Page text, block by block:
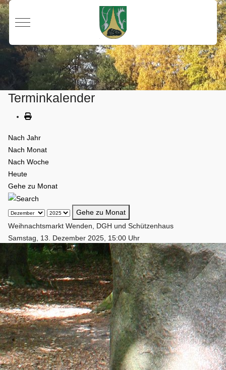
Mobile Menu Toggle
Terminkalender
Nach Jahr
Nach Monat
Nach Woche
Heute
Gehe zu Monat
Gehe zu Monat
Weihnachtsmarkt Wenden, DGH und Schützenhaus
Samstag, 13. Dezember 2025, 15:00 Uhr
Aufrufe: 5547
Holger